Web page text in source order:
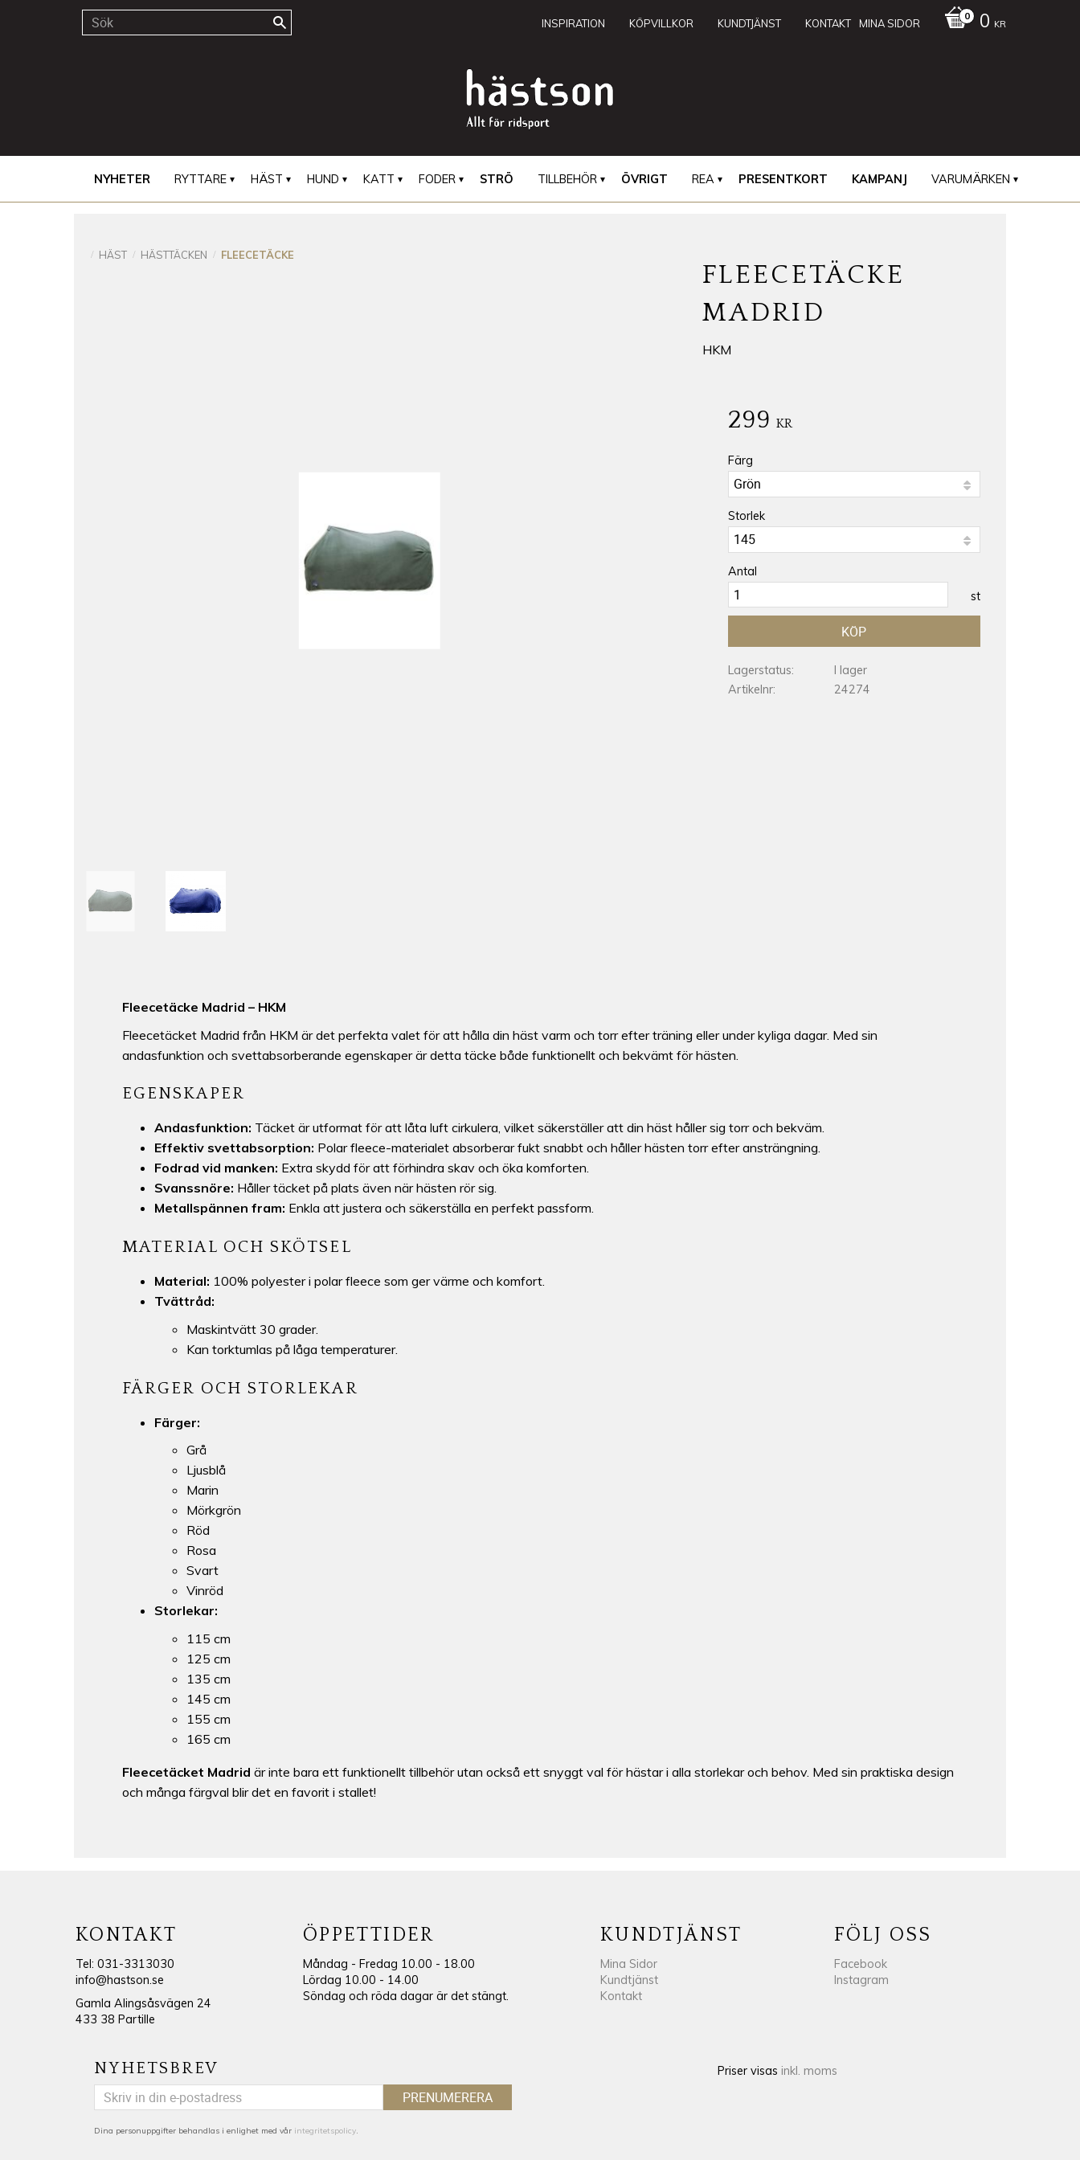
MINA SIDOR
KONTAKT
KUNDTJÄNST
KÖPVILLKOR
INSPIRATION 0 KR
NYHETER RYTTARE HÄST HUND KATT FODER STRÖ TILLBEHÖR ÖVRIGT REA PRESENTKORT KAMPANJ VARUMÄRKEN
HÄST HÄSTTÄCKEN FLEECETÄCKE
FLEECETÄCKE
MADRID
HKM
299 KR
Färg
Storlek
Antal
st
KÖP
Lagerstatus
I lager
Artikelnr
24274
Fleecetäcke Madrid – HKM
Fleecetäcket Madrid från HKM är det perfekta valet för att hålla din häst varm och torr efter träning eller under kyliga dagar. Med sin
andasfunktion och svettabsorberande egenskaper är detta täcke både funktionellt och bekvämt för hästen.
EGENSKAPER
Andasfunktion: Täcket är utformat för att låta luft cirkulera, vilket säkerställer att din häst håller sig torr och bekväm.
Effektiv svettabsorption: Polar fleece-materialet absorberar fukt snabbt och håller hästen torr efter ansträngning.
Fodrad vid manken: Extra skydd för att förhindra skav och öka komforten.
Svanssnöre: Håller täcket på plats även när hästen rör sig.
Metallspännen fram: Enkla att justera och säkerställa en perfekt passform.
MATERIAL OCH SKÖTSEL
Material: 100% polyester i polar fleece som ger värme och komfort.
Tvättråd:
Maskintvätt 30 grader.
Kan torktumlas på låga temperaturer.
FÄRGER OCH STORLEKAR
Färger:
Grå
Ljusblå
Marin
Mörkgrön
Röd
Rosa
Svart
Vinröd
Storlekar:
115 cm
125 cm
135 cm
145 cm
155 cm
165 cm
Fleecetäcket Madrid är inte bara ett funktionellt tillbehör utan också ett snyggt val för hästar i alla storlekar och behov. Med sin praktiska design
och många färgval blir det en favorit i stallet!
KONTAKT
Tel: 031-3313030
info@hastson.se
Gamla Alingsåsvägen 24
433 38 Partille
ÖPPETTIDER
Måndag - Fredag 10.00 - 18.00
Lördag 10.00 - 14.00
Söndag och röda dagar är det stängt.
KUNDTJÄNST
Mina Sidor
Kundtjänst
Kontakt
FÖLJ OSS
Facebook
Instagram
NYHETSBREV
PRENUMERERA
Dina personuppgifter behandlas i enlighet med vår integritetspolicy.
Priser visas inkl. moms